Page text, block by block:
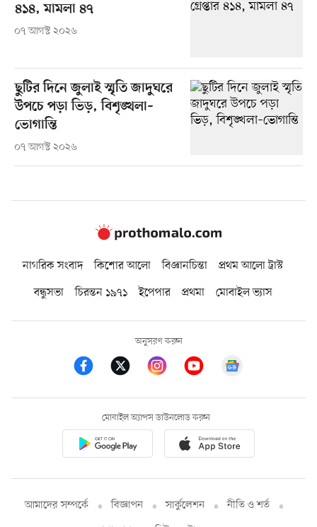
৪১৪, মামলা ৪৭
০৭ আগস্ট ২০২৬
ছুটির দিনে জুলাই স্মৃতি জাদুঘরে
উপচে পড়া ভিড়, বিশৃঙ্খলা–
ভোগান্তি
০৭ আগস্ট ২০২৬
নাগরিক সংবাদ কিশোর আলো বিজ্ঞানচিন্তা
প্রথম আলো ট্রাস্ট
বন্ধুসভা
চিরন্তন ১৯৭১ ইপেপার প্রথমা মোবাইল ভ্যাস
অনুসরণ করুন
মোবাইল অ্যাপস ডাউনলোড করুন
আমাদের সম্পর্কে বিজ্ঞাপন সার্কুলেশন
নীতি ও শর্ত